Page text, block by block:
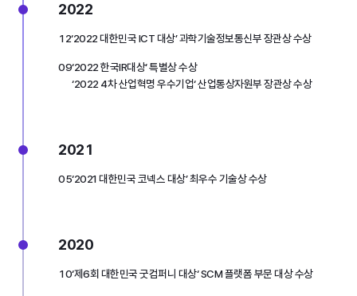
2022
12‘2022 대한민국 ICT 대상’ 과학기술정보통신부 장관상 수상
09‘2022 한국IR대상‘ 특별상 수상
‘2022 4차 산업혁명 우수기업‘ 산업통상자원부 장관상 수상
2021
05‘2021 대한민국 코넥스 대상’ 최우수 기술상 수상
2020
10‘제6회 대한민국 굿컴퍼니 대상‘ SCM 플랫폼 부문 대상 수상